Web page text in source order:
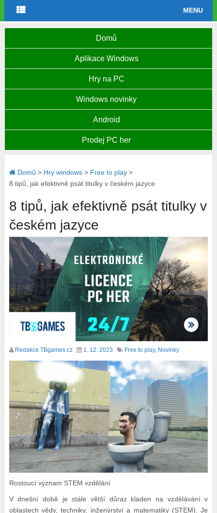
MENU
Domů
Aplikace Windows
Hry na PC
Windows novinky
Android
Prodej PC her
Domů > Hry windows> Free to play>
8 tipů, jak efektivně psát titulky v českém jazyce
8 tipů, jak efektivně psát titulky v
českém jazyce
Redakce TBgames.cz 1. 12. 2023 Free to play, Novinky
Rostoucí význam STEM vzdělání
V dnešní době je stále větší důraz kladen na vzdělávání v
oblastech vědy, techniky, inženýrství a matematiky (STEM). Je